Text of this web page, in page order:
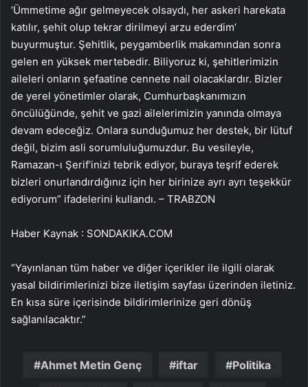
‘Ümmetime ağır gelmeyecek olsaydı, her askeri harekata
katılır, şehit olup tekrar dirilmeyi arzu ederdim’
buyurmuştur. Şehitlik, peygamberlik makamından sonra
gelen en yüksek mertebedir. Biliyoruz ki, şehitlerimizin
aileleri onların şefaatine cennete nail olacaklardır. Bizler
de yerel yönetimler olarak, Cumhurbaşkanımızın
öncülüğünde, şehit ve gazi ailelerimizin yanında olmaya
devam edeceğiz. Onlara sunduğumuz her destek, bir lütuf
değil, bizim asli sorumluluğumuzdur. Bu vesileyle,
Ramazan-ı Şerif’inizi tebrik ediyor, buraya teşrif ederek
bizleri onurlandırdığınız için her birinize ayrı ayrı teşekkür
ediyorum” ifadelerini kullandı. – TRABZON
Haber Kaynak : SONDAKIKA.COM
“Yayınlanan tüm haber ve diğer içerikler ile ilgili olarak
yasal bildirimlerinizi bize iletişim sayfası üzerinden iletiniz.
En kısa süre içerisinde bildirimlerinize geri dönüş
sağlanılacaktır.”
Ahmet Metin Genç iftar Politika